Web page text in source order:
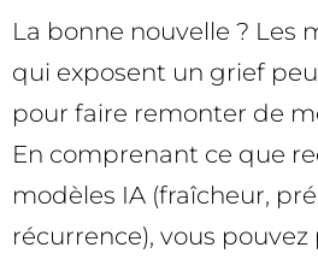
La bonne nouvelle ? Les
qui exposent un grief
pour faire remonter de
En comprenant ce que
modèles IA (fraîcheur,
récurrence), vous